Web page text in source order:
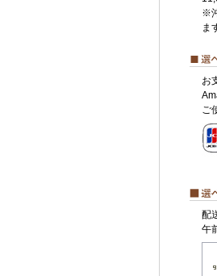
※
ま
お
ご
配
午